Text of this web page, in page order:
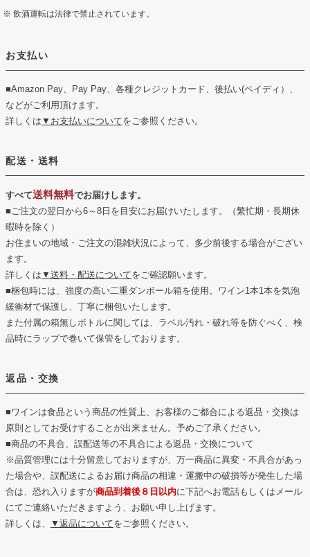
飲酒運転は法律で禁止されています。
お支払い
■Amazon Pay、Pay Pay、各種クレジットカード、後払い(ペイディ）、
などがご利用頂けます。
詳しくは ▼お支払いについてをご参照ください。
配送・送料
すべて送料無料でお届けします。
■ご注文の翌日から6～8日を目安にお届けいたします。（繁忙期・長期休
暇時を除く）
お住まいの地域・ご注文の混雑状況によって、多少前後する場合がござい
ます。
詳しくは ▼送料・配送についてをご確認願います。
■梱包時には、強度の高い二重ダンボール箱を使用。ワイン1本1本を気泡
緩衝材で保護し、丁寧に梱包いたします。
また付属の箱無しボトルに関しては、ラベル汚れ・破れ等を防ぐべく、検
品時にラップで巻いて保管をしております。
返品・交換
■ワインは食品という商品の性質上、お客様のご都合による返品・交換は
原則としてお受けすることが出来ません。予めご了承ください。
■商品の不具合、誤配送等の不具合による返品・交換について
※品質管理には十分留意しておりますが、万一商品に異変・不具合があっ
た場合や、誤配送によるお届け商品の相違・運搬中の破損等が発生した場
合は、恐れ入りますが商品到着後８日以内に下記へお電話もしくはメール
にてご連絡いただきますよう、お願い申し上げます。
詳しくは、
▼返品についてをご参照ください。